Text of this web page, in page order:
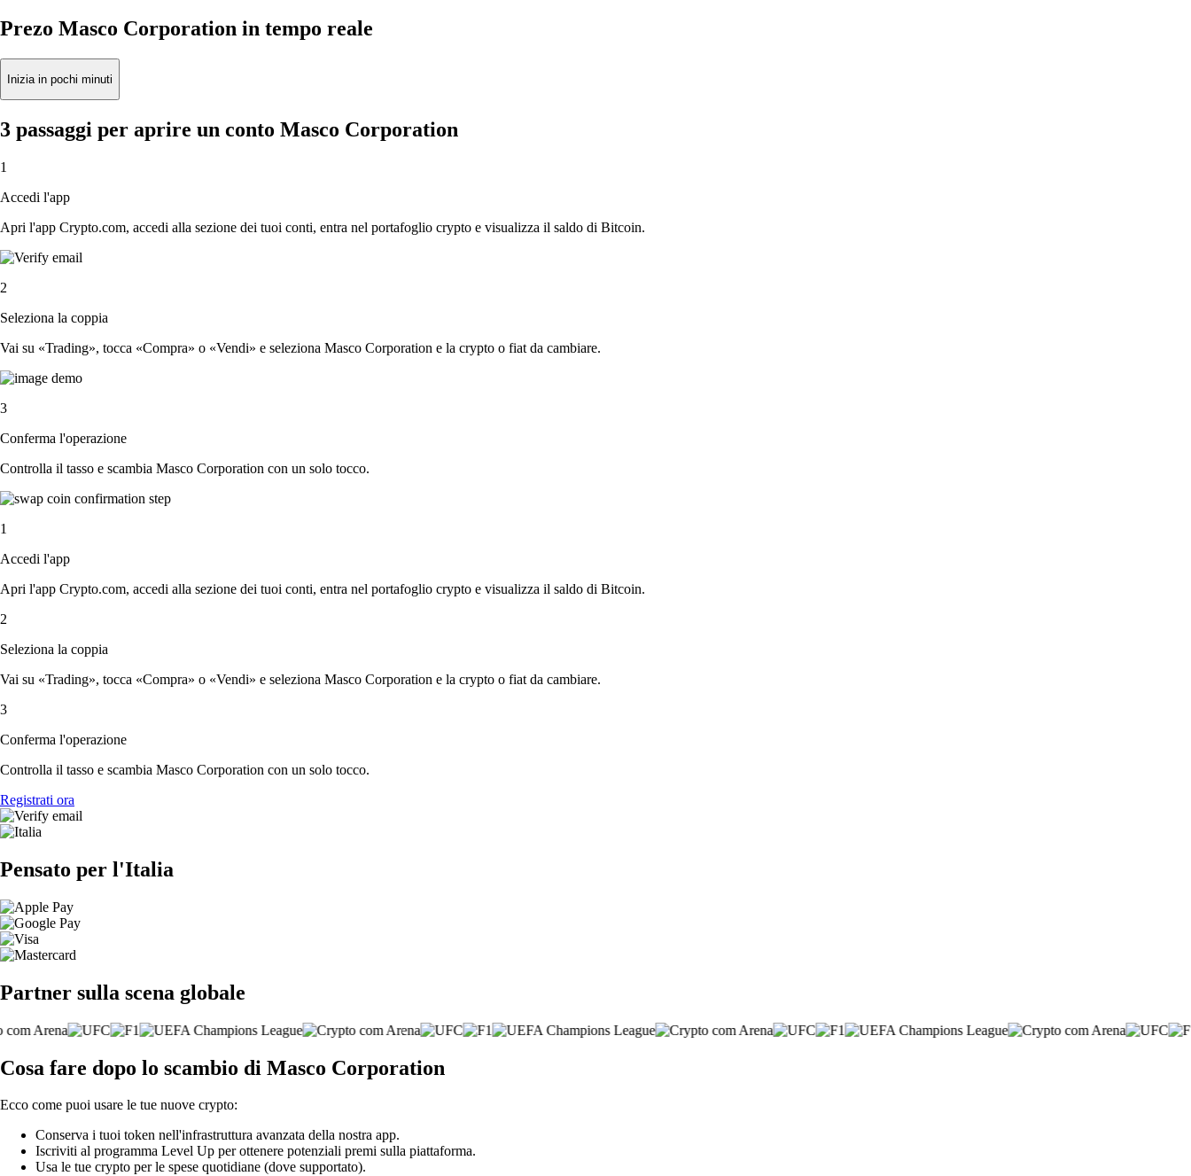
Prezo Masco Corporation in tempo reale
Inizia in pochi minuti
3 passaggi per aprire un conto Masco Corporation
1
Accedi l'app
Apri l'app Crypto.com, accedi alla sezione dei tuoi conti, entra nel portafoglio crypto e visualizza il saldo di Bitcoin.
2
Seleziona la coppia
Vai su «Trading», tocca «Compra» o «Vendi» e seleziona Masco Corporation e la crypto o fiat da cambiare.
3
Conferma l'operazione
Controlla il tasso e scambia Masco Corporation con un solo tocco.
1
Accedi l'app
Apri l'app Crypto.com, accedi alla sezione dei tuoi conti, entra nel portafoglio crypto e visualizza il saldo di Bitcoin.
2
Seleziona la coppia
Vai su «Trading», tocca «Compra» o «Vendi» e seleziona Masco Corporation e la crypto o fiat da cambiare.
3
Conferma l'operazione
Controlla il tasso e scambia Masco Corporation con un solo tocco.
Registrati ora
Pensato per l'Italia
Partner sulla scena globale
Cosa fare dopo lo scambio di Masco Corporation
Ecco come puoi usare le tue nuove crypto:
Conserva i tuoi token nell'infrastruttura avanzata della nostra app.
Iscriviti al programma Level Up per ottenere potenziali premi sulla piattaforma.
Usa le tue crypto per le spese quotidiane (dove supportato).